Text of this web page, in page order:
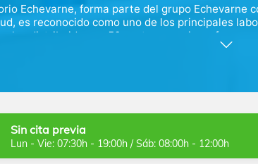
Echevarne, forma parte del grupo Echevarne
es reconocido como uno de los principales
distribuidos en 50 centros propios,
clínicos, estudios clínicos, anatomía patológica.
Nuestro objetivo se centra en la innovación y
para satisfacer las necesidades de
ampliar nuestra oferta de pruebas
profesional médico en el diagnóstico,
Sin cita previa
Lun - Vie: 07:30h - 19:00h / Sáb: 08:00h - 12:00h